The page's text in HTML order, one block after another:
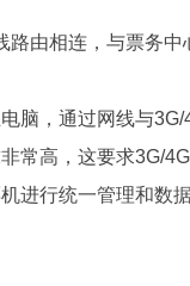
路由相连，与票务
脑，通过网线与3G/
常高，这要求3G/4G
进行统一管理和数